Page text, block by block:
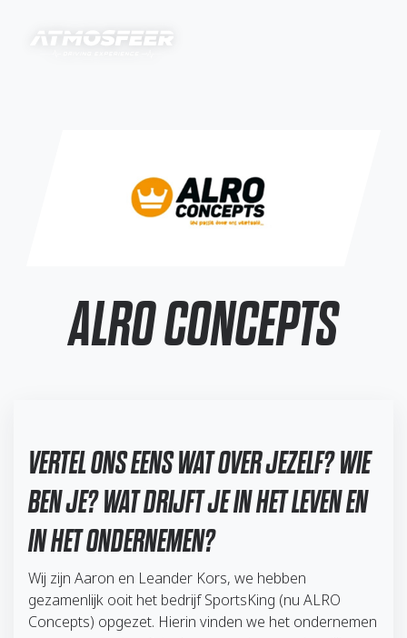
ALRO CONCEPTS
VERTEL ONS EENS WAT OVER JEZELF? WIE
BEN JE? WAT DRIJFT JE IN HET LEVEN EN
IN HET ONDERNEMEN?
Wij zijn Aaron en Leander Kors, we hebben
gezamenlijk ooit het bedrijf SportsKing (nu ALRO
Concepts) opgezet. Hierin vinden we het ondernemen